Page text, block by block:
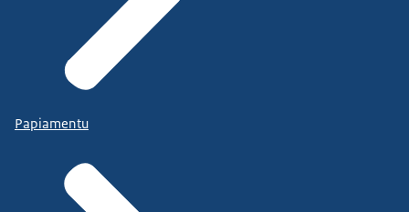
Papiamentu